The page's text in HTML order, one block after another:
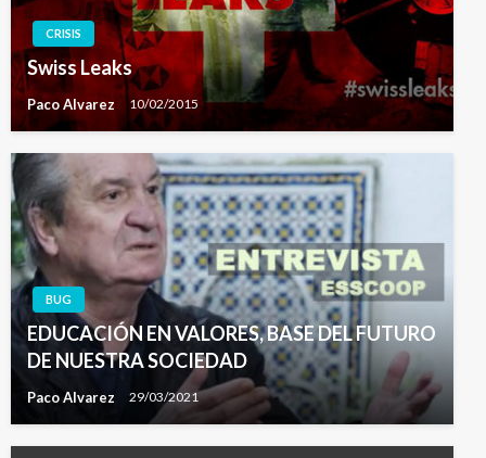
CRISIS
Swiss Leaks
Paco Alvarez 10/02/2015
BUG
EDUCACIÓN EN VALORES, BASE DEL FUTURO
DE NUESTRA SOCIEDAD
Paco Alvarez 29/03/2021